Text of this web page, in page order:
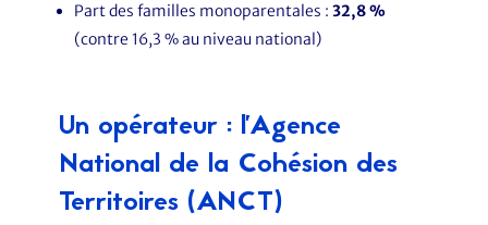
Part des familles monoparentales : 32,8 %
(contre 16,3 % au niveau national)
Un opérateur : l'Agence
National de la Cohésion des
Territoires (ANCT)